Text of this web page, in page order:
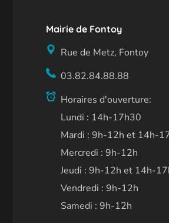
Mairie de Fontoy
Rue de Metz, Fontoy
03.82.84.88.88
Horaires d'ouverture:
Lundi : 14h-17h30
Mardi : 9h-12h et 14h-
Mercredi : 9h-12h
Jeudi : 9h-12h et 14h-
Vendredi : 9h-12h
Samedi : 9h-12h